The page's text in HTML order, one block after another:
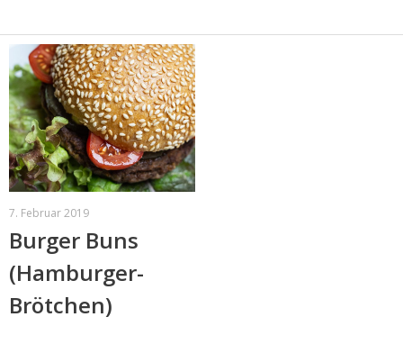
7. Februar 2019
Burger Buns
(Hamburger-
Brötchen)